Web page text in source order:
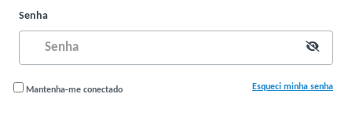
Senha
Mantenha-me conectado Esqueci minha senha